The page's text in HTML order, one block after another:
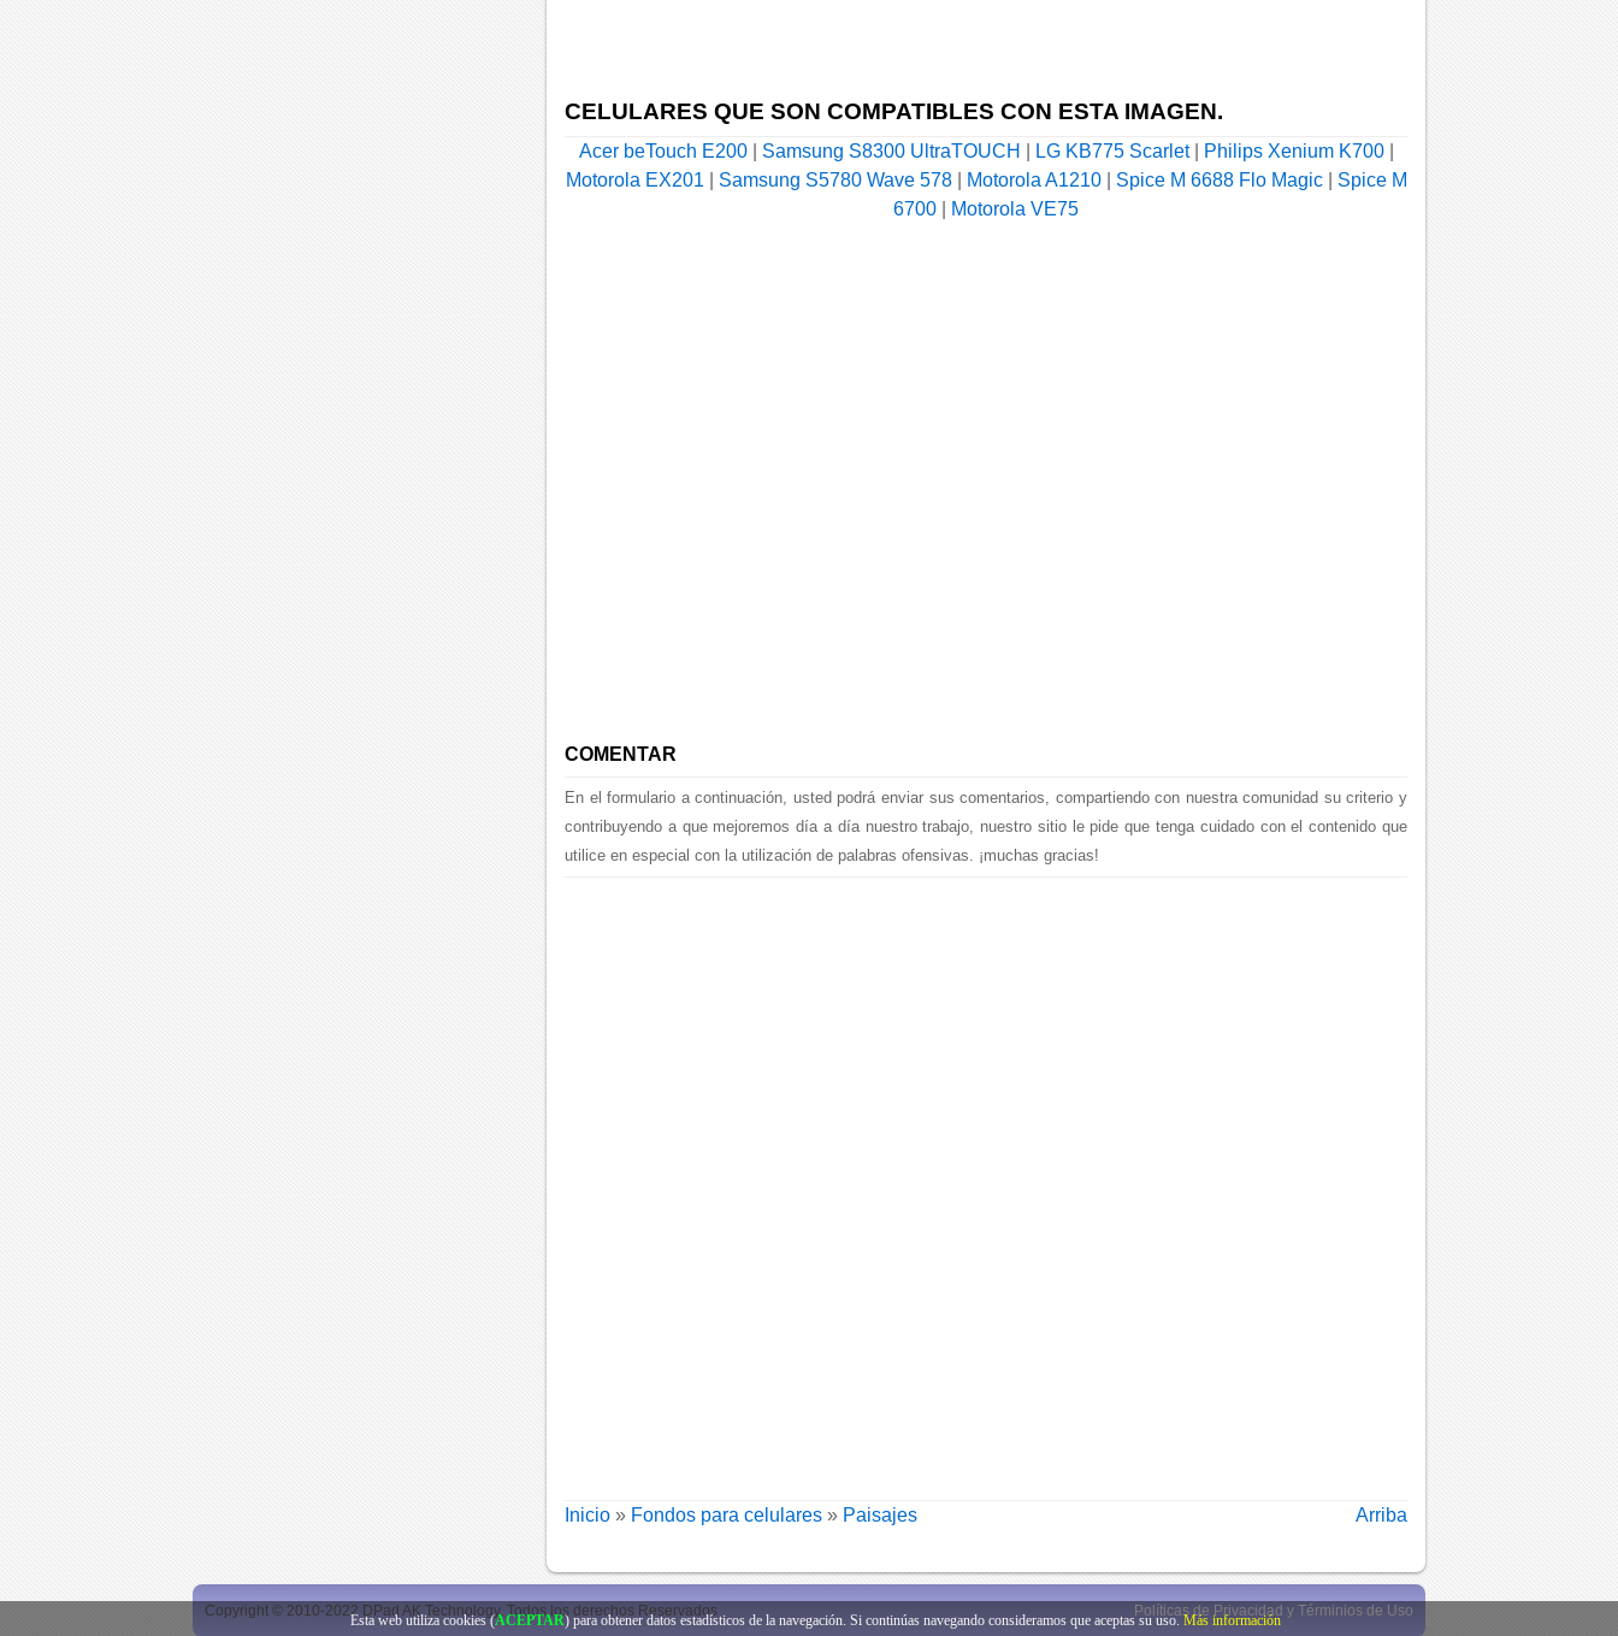
CELULARES QUE SON COMPATIBLES CON ESTA IMAGEN.
Acer beTouch E200| Samsung S8300 UltraTOUCH LG KB775 Scarlet| Philips Xenium K700|
Motorola EX201
Samsung S5780 Wave 578| Motorola A1210| Spice M 6688 Flo Magic| Spice M
6700
Motorola VE75
COMENTAR
En el formulario a continuación, usted podrá enviar sus comentarios, compartiendo con nuestra comunidad su criterio y
contribuyendo a que mejoremos día a día nuestro trabajo, nuestro sitio le pide que tenga cuidado con el contenido que
utilice en especial con la utilización de palabras ofensivas. ¡muchas gracias!
Inicio » Fondos para celulares » Paisajes Arriba
Copyright © 2010-2022 DPad AK Technology. Todos los derechos Reservados Políticas de Privacidad y Términios de Uso
Esta web utiliza cookies (ACEPTAR) para obtener datos estadísticos de la navegación. Si continúas navegando consideramos que aceptas su uso.Más información